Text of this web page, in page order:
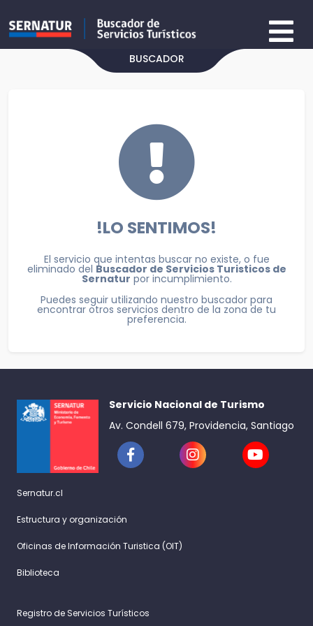
BUSCADOR
!LO SENTIMOS!
El servicio que intentas buscar no existe, o fue
eliminado del Buscador de Servicios Turisticos de
Sernatur por incumplimiento.
Puedes seguir utilizando nuestro buscador para
encontrar otros servicios dentro de la zona de tu
preferencia.
Servicio Nacional de Turismo
Av. Condell 679, Providencia, Santiago
Sernatur.cl
Estructura y organización
Oficinas de Información Turistica (OIT)
Biblioteca
Registro de Servicios Turísticos